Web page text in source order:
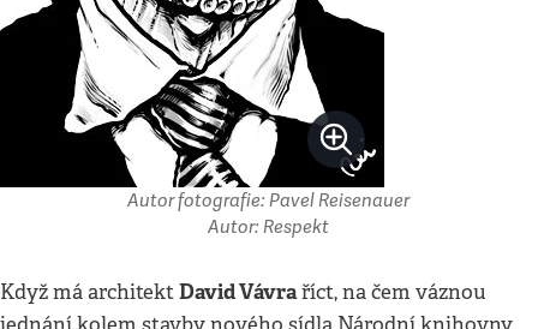
Autor fotografie: Pavel Reisenauer
Autor: Respekt
Když má architektDavid Vávraříct, na čem váznou